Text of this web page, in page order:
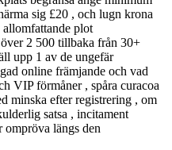
sig £20 , och lugn krona
plot
2 500 tillbaka från 30+
upp 1 av de ungefär
online främjande och vad
VIP förmåner , spåra curacoa
minska efter registrering , om
satsa , incitament
längs den